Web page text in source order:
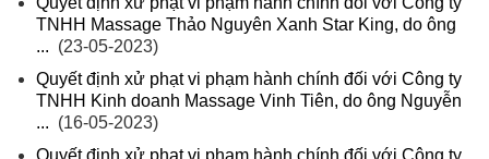
TNHH Massage Thảo Nguyên Xanh Star King, do ông
... (23-05-2023)
Quyết định xử phạt vi phạm hành chính đối với Công ty
TNHH Kinh doanh Massage Vinh Tiên, do ông Nguyễn
... (16-05-2023)
Quyết định xử phạt vi phạm hành chính đối với Công ty